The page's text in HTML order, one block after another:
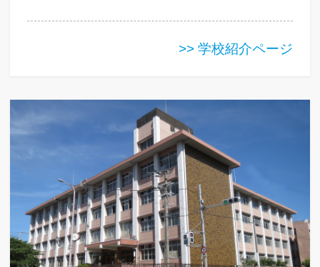
>> 学校紹介ページ